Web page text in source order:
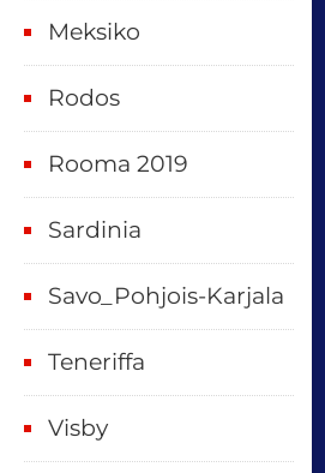
Meksiko
Rodos
Rooma 2019
Sardinia
Savo_Pohjois-Karjala
Teneriffa
Visby